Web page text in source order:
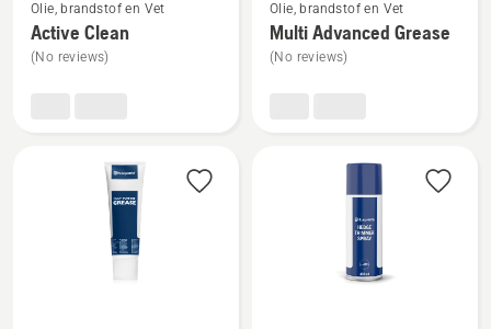
meer
details
over
Olie, brandstof en Vet
Active Clean
(No reviews)
meer
details
over
Olie, brandstof en Vet
Multi Advanced Grease
(No reviews)